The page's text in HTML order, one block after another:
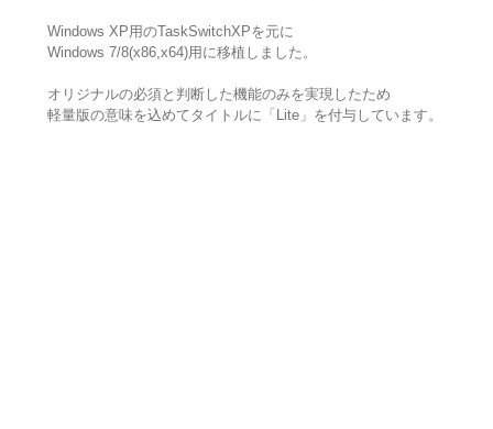
Windows XP用のTaskSwitchXPを元に
Windows 7/8(x86,x64)用に移植しました。
オリジナルの必須と判断した機能のみを実現したため
軽量版の意味を込めてタイトルに「Lite」を付与しています。